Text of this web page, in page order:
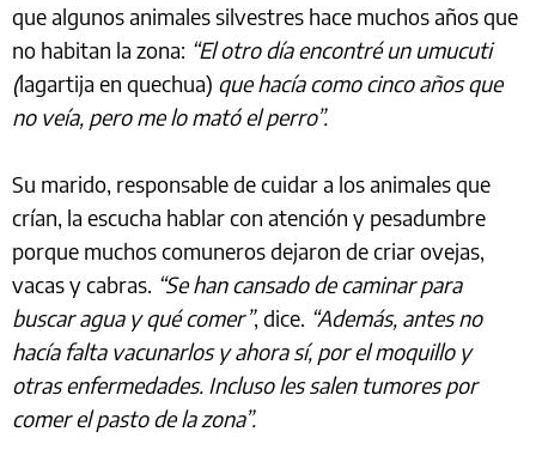
que algunos animales silvestres hace muchos años que
no habitan la zona: “El otro día encontré un umucuti
(lagartija en quechua) que hacía como cinco años que
no veía, pero me lo mató el perro”.
Su marido, responsable de cuidar a los animales que
crían, la escucha hablar con atención y pesadumbre
porque muchos comuneros dejaron de criar ovejas,
vacas y cabras. “Se han cansado de caminar para
buscar agua y qué comer”, dice. “Además, antes no
hacía falta vacunarlos y ahora sí, por el moquillo y
otras enfermedades. Incluso les salen tumores por
comer el pasto de la zona”.